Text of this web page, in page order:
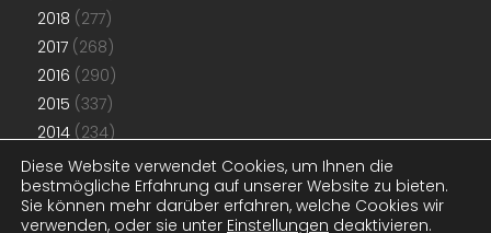
2018 (277)
2017 (268)
2016 (290)
2015 (337)
2014 (234)
2013(192)
2012(181)
2011(48)
Diese Website verwendet Cookies, um Ihnen die
bestmögliche Erfahrung auf unserer Website zu bieten.
Sie können mehr darüber erfahren, welche Cookies wir
verwenden, oder sie unter Einstellungen deaktivieren.